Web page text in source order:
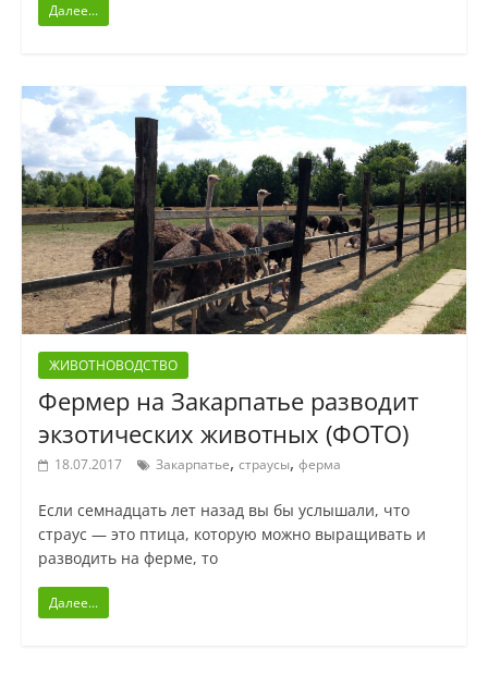
Далее...
ЖИВОТНОВОДСТВО
Фермер на Закарпатье разводит
экзотических животных (ФОТО)
18.07.2017 Закарпатье, страусы, ферма
Если семнадцать лет назад вы бы услышали, что
страус — это птица, которую можно выращивать и
разводить на ферме, то
Далее...